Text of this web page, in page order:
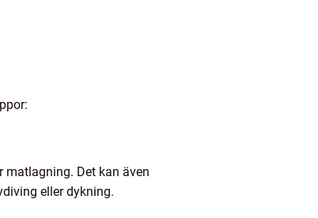
matlagning. Det kan även
eller dykning.